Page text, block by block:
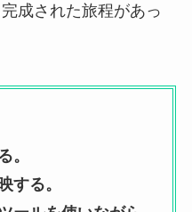
成された旅程があっ
。
する。